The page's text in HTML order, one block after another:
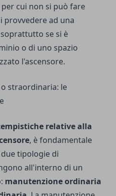
cui non si può fare
provvedere ad una
se si è
o di uno spazio
l'ascensore.
straordinaria: le
relative alla
, è fondamentale
tipologie di
all'interno di un
manutenzione ordinaria